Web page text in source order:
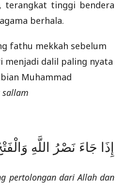
terangkat tinggi bendera
berhala.
fathu mekkah sebelum
menjadi dalil paling nyata
Muhammad
sallam
إِذَا جَاءَ نَصْرُ اللَّهِ
pertolongan dari Allah dan